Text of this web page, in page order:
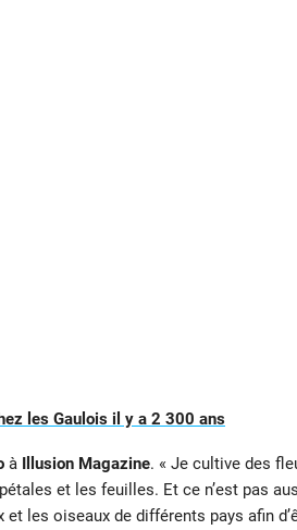
les Gaulois il y a 2 300 ans
à Illusion Magazine. « Je cultive des
et les feuilles. Et ce n’est pas
les oiseaux de différents pays afin